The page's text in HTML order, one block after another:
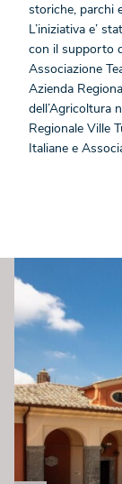
storiche, parchi
L’iniziativa e’
con il supporto
Associazione
Azienda
dell’Agricoltura
Regionale Ville
Italiane e